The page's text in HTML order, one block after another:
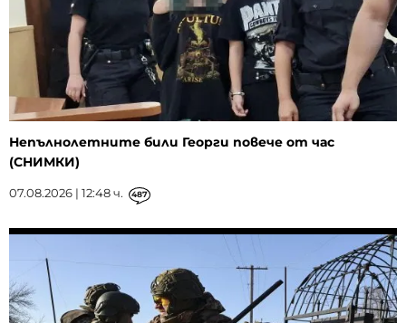
Непълнолетните били Георги повече от час
(СНИМКИ)
07.08.2026 | 12:48 ч. 487